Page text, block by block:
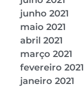
junho 2021
maio 2021
abril 2021
março 2021
fevereiro 2021
janeiro 2021